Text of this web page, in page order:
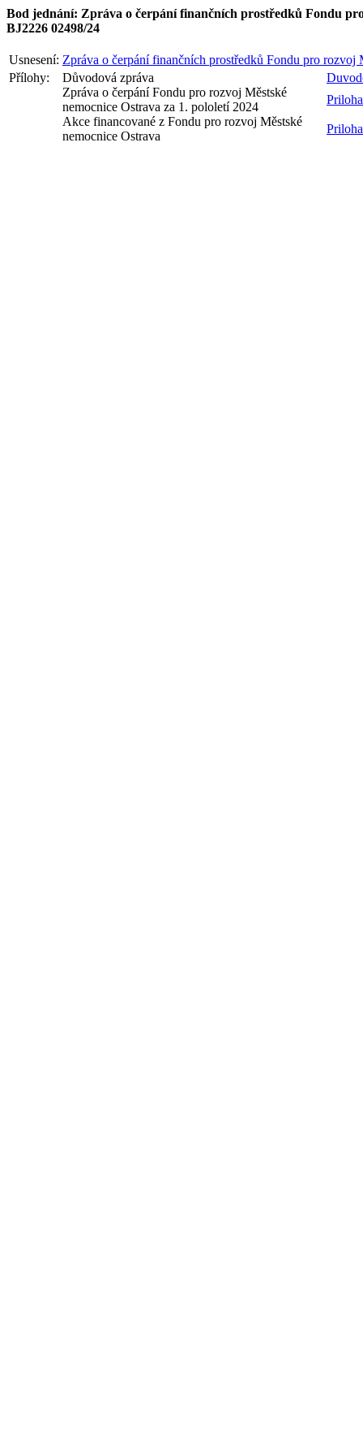
Bod jednání: Zpráva o čerpání finančních prostředků Fondu
BJ2226 02498/24
Usnesení: Zpráva o čerpání finančních prostředků Fondu pro rozvoj
Přílohy:
Důvodová zpráva
Zpráva o čerpání Fondu pro rozvoj Městské
nemocnice Ostrava za 1. pololetí 2024
Akce financované z Fondu pro rozvoj Městské
nemocnice Ostrava